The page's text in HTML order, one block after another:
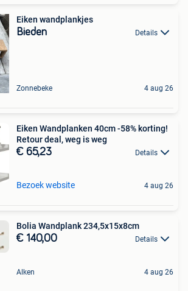
Eiken wandplankjes
Bieden Details
Zonnebeke 4 aug 26
Eiken Wandplanken 40cm -58% korting!
Retour deal, weg is weg
€ 65,23 Details
Bezoek website 4 aug 26
Bolia Wandplank 234,5x15x8cm
€ 140,00 Details
Alken 4 aug 26